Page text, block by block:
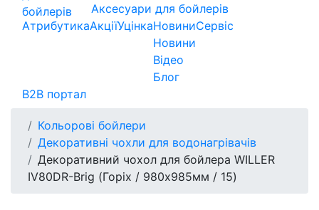
Аксесуари для бойлерів
АтрибутикаАкціїУцінкаНовини
Новини
Відео
Блог
Сервіс
B2B портал
Кольорові бойлери
Декоративні чохли для водонагрівачів
Декоративний чохол для бойлера WILLER
IV80DR-Brig (Горіх / 980х985мм / 15)